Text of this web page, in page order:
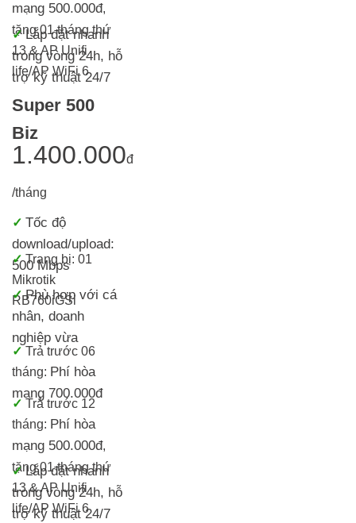
mạng 500.000đ,
tặng 01 tháng thứ
13 & AP Unifi
life/AP WiFi 6
✓Lắp đặt nhanh
trong vòng 24h, hỗ
trợ kỹ thuật 24/7
Super 500
Biz
1.400.000đ
/tháng
✓ Tốc độ
download/upload:
500 Mbps
✓Trang bị: 01
Mikrotik
RB760iGSi
✓Phù hợp với cá
nhân, doanh
nghiệp vừa
✓ Trả trước 06
tháng: Phí hòa
mạng 700.000đ
✓ Trả trước 12
tháng: Phí hòa
mạng 500.000đ,
tặng 01 tháng thứ
13 & AP Unifi
life/AP WiFi 6
✓ Lắp đặt nhanh
trong vòng 24h, hỗ
trợ kỹ thuật 24/7